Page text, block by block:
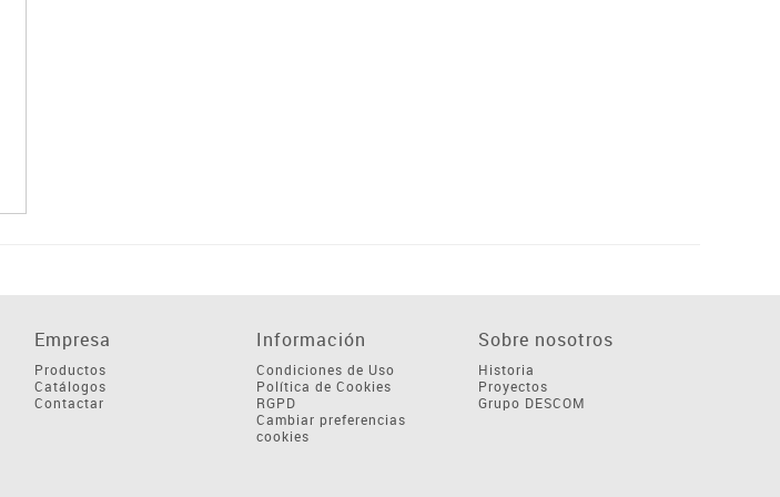
Empresa
Productos
Catálogos
Contactar
Información
Condiciones de Uso
Política de Cookies
RGPD
Cambiar preferencias
cookies
Sobre nosotros
Historia
Proyectos
Grupo DESCOM